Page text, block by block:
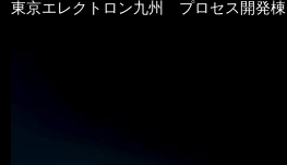
東京エレクトロン九州 プロセス開発棟